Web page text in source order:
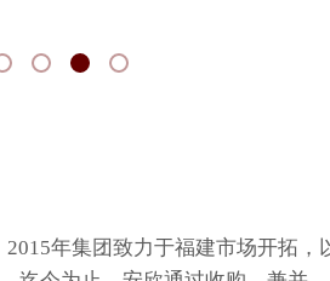
2015年集团致力于福建市场开拓